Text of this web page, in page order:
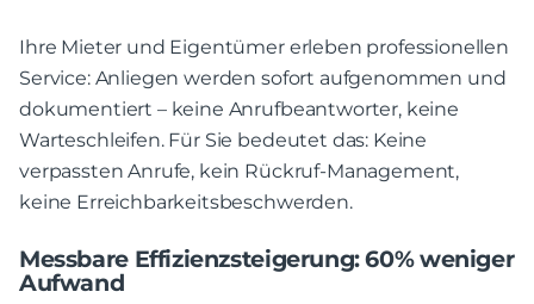
Ihre Mieter und Eigentümer erleben professionellen
Service: Anliegen werden sofort aufgenommen und
dokumentiert – keine Anrufbeantworter, keine
Warteschleifen. Für Sie bedeutet das: Keine
verpassten Anrufe, kein Rückruf-Management,
keine Erreichbarkeitsbeschwerden.
Messbare Effizienzsteigerung: 60% weniger
Aufwand